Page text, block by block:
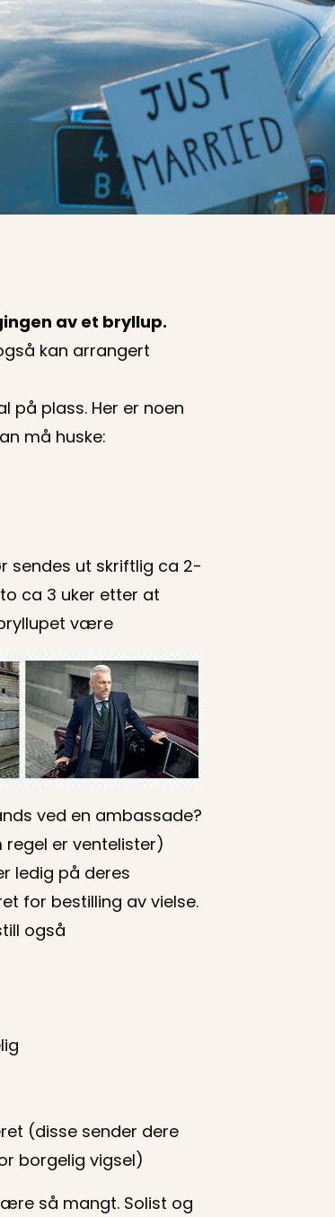
av et bryllup.
kan arrangert
på plass. Her er noen
må huske:
sendes ut skriftlig ca 2-
ca 3 uker etter at
være
ved en ambassade?
er ventelister)
ledig på deres
for bestilling av vielse.
også
(disse sender dere
borgelig vigsel)
så mangt. Solist og